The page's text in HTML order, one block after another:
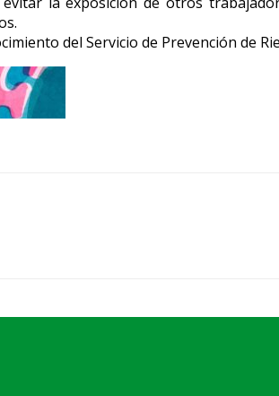
del Servicio de Prevención de